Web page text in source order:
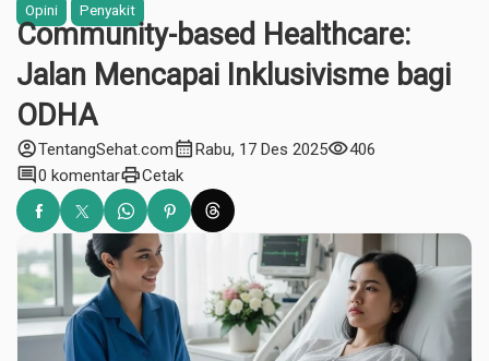
Opini Penyakit
Community-based Healthcare:
Jalan Mencapai Inklusivisme bagi
ODHA
account_circleTentangSehat.comcalendar_monthRabu, 17 Des 2025visibility406
comment0 komentarprintCetak